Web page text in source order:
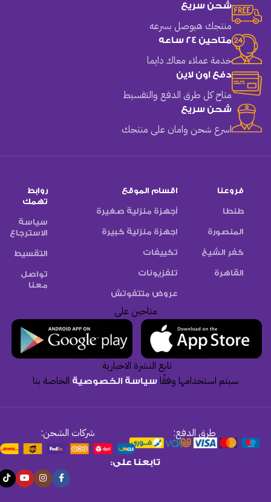
شحن سريع
منتجك هيوصل بسرعه
متاحين 24 ساعه
خدمة عملاء معاك دايما
دفع اون لاين
متاح كل طرق الدفع والتقسيط
شحن سريع
اسرع شحن وامان على منتجك
فروعنا
طنطا
المنصورة
كفر الشيخ
القاهرة
اقسام الموقع
أجهزة منزلية صغيرة
اجهزة منزلية كبيرة
تكييفات
تلفزيونات
عروض متتفوتش
روابط
تهمك
سياسة
الاسترجاع
التقسيط
تواصل
معنا
متاحين على
تابع النشرة الاخبارية
سيتم استخدامها وفقًاسياسة الخصوصية الخاصة بنا
طرق الدفع: شركات الشحن:
تابعنا على: